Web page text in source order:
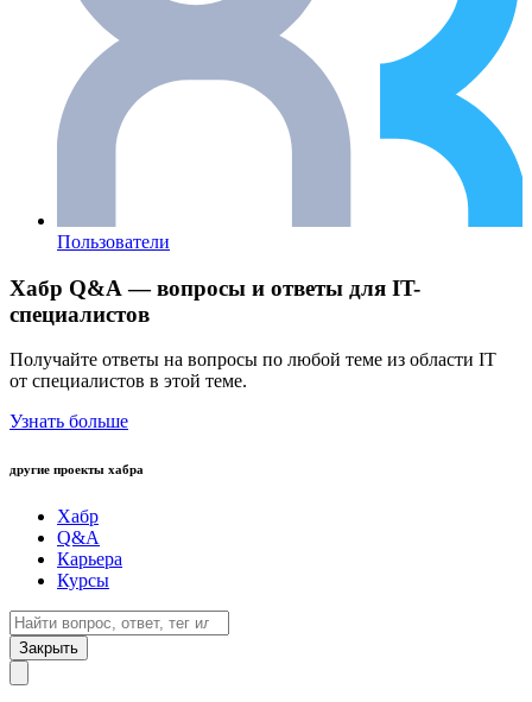
Пользователи
Хабр Q&A — вопросы и ответы для IT-
специалистов
Получайте ответы на вопросы по любой теме из области IT
от специалистов в этой теме.
Узнать больше
другие проекты хабра
Хабр
Q&A
Карьера
Курсы
Закрыть